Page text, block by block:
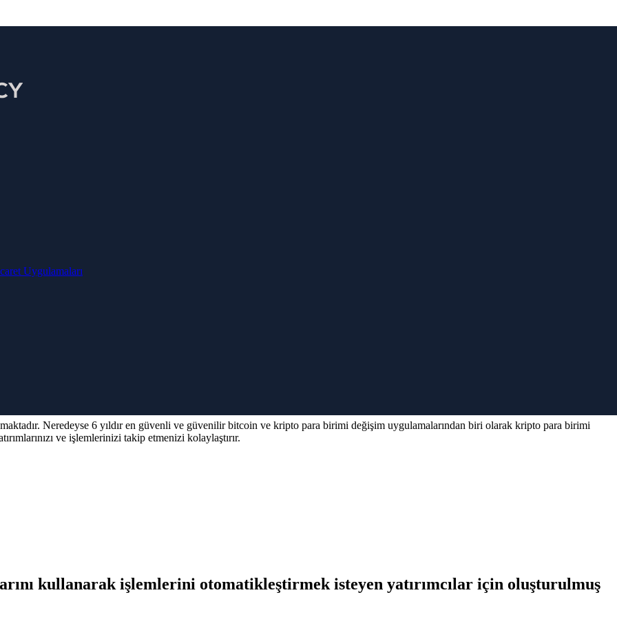
Uygulamaları
ti̇caret uygulamasi kolaylaşti
kripto ticaret uygulaması
IŞLEM IŞLEVLERI
yardımcı olmak için tüm beceri seviyelerindeki tüccarlar için tasarlanmış bir uygulamadır. Platform, kripto teknik göstergelerini
dayalı olarak bilinçli alım satımlar yapar.
daha fazlası dahil olmak üzere günümüzün en popüler kripto para birimlerinden bazılarına yatırım yapabilirsiniz. Basit ve kullanıcı
işlemlerinizi bir gecede değer kaybetmekten korumak için BitSoft 360 gibi otomatik bir ticaret platformu kullanmak önemlidir.
Neredeyse 6 yıldır en güvenli ve güvenilir bitcoin ve kripto para birimi değişim uygulamalarından biri olarak kripto para birimi
ve işlemlerinizi takip etmenizi kolaylaştırır.
kullanarak işlemlerini otomatikleştirmek isteyen yatırımcılar için oluşturulmuş